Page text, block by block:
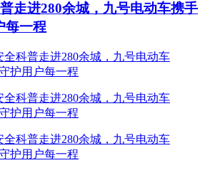
走进280余城，九号电动车携手
每一程